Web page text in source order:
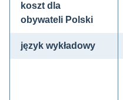
koszt dla
obywateli Polski
język wykładowy